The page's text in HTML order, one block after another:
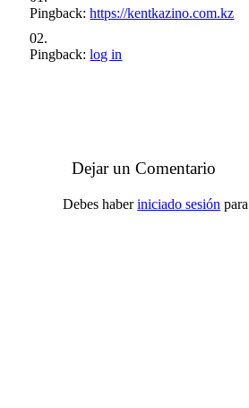
Pingback:https://kentkazino.com.kz
Pingback:log in
Dejar un Comentario
Debes haberiniciado sesión